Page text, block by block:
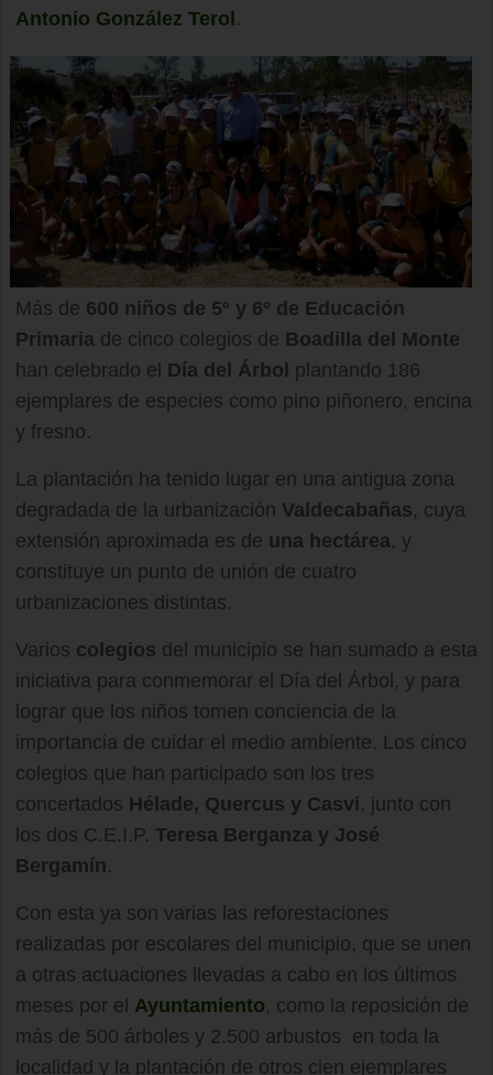
Antonio González Terol .
Más de 600 niños de 5º y 6º de Educación
Primaria de cinco colegios de Boadilla del Monte
han celebrado el Día del Árbol plantando 186
ejemplares de especies como pino piñonero, encina
y fresno.
La plantación ha tenido lugar en una antigua zona
degradada de la urbanización Valdecabañas, cuya
extensión aproximada es de una hectárea, y
constituye un punto de unión de cuatro
urbanizaciones distintas.
Varios colegios del municipio se han sumado a esta
iniciativa para conmemorar el Día del Árbol, y para
lograr que los niños tomen conciencia de la
importancia de cuidar el medio ambiente. Los cinco
colegios que han participado son los tres
concertados Hélade, Quercus y Casvi , junto con
los dos C.E.I.P. Teresa Berganza y José
Bergamín.
Con esta ya son varias las reforestaciones
realizadas por escolares del municipio, que se unen
a otras actuaciones llevadas a cabo en los últimos
meses por el Ayuntamiento, como la reposición de
más de 500 árboles y 2.500 arbustos en toda la
localidad y la plantación de otros cien ejemplares